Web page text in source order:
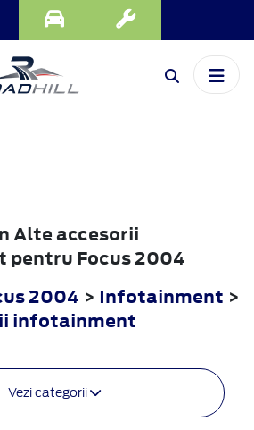
Alte accesorii
Focus 2004
2004 > Infotainment >
infotainment
Vezi categorii